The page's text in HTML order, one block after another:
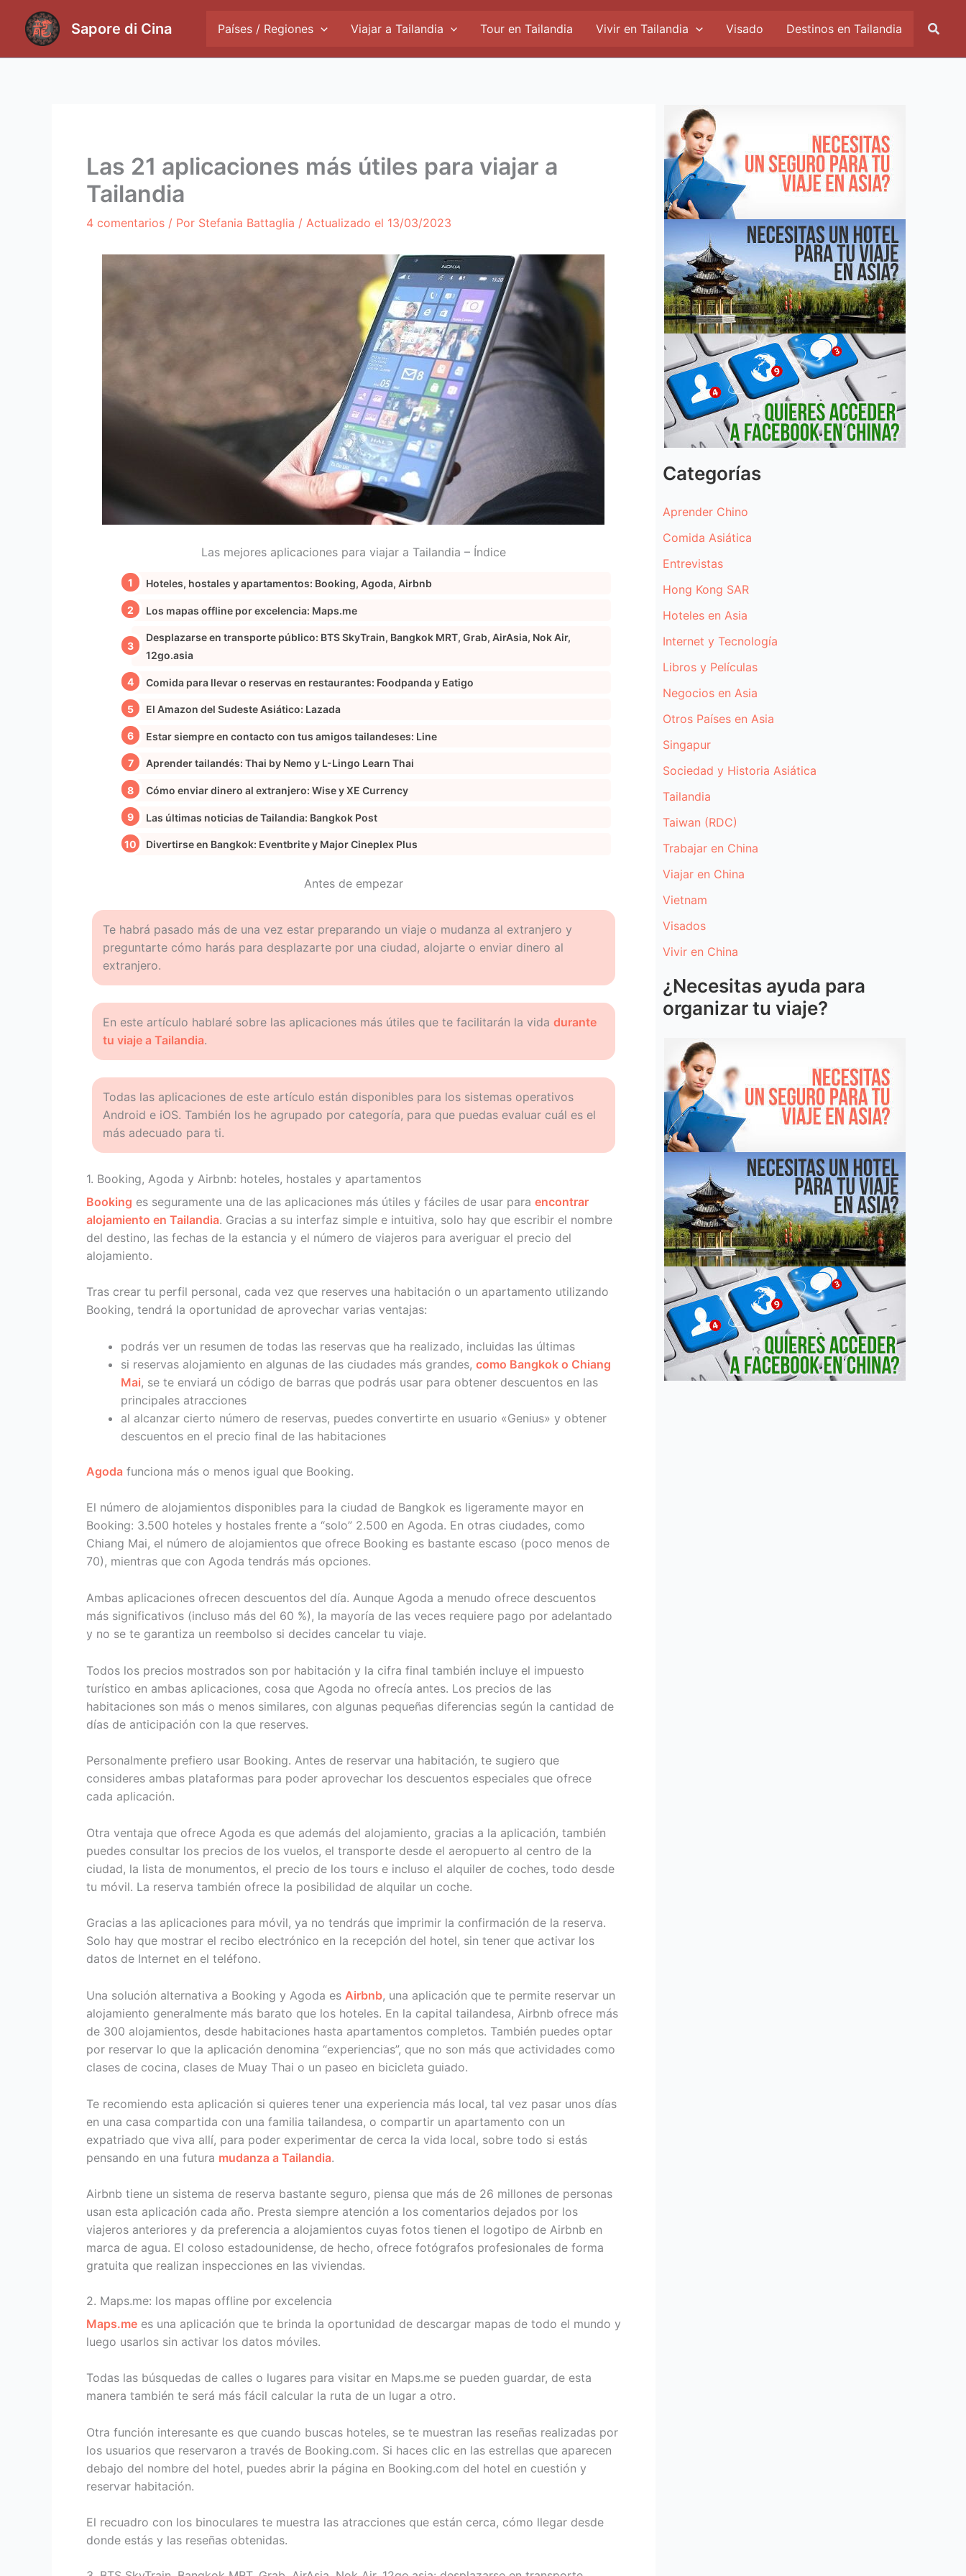
contenido
Sapore di Cina Países / Regiones Viajar a Tailandia Tour en Tailandia Vivir en Tailandia Visado Destinos en Tailandia
Las 21 aplicaciones más útiles para viajar a
Tailandia
4 comentarios / Por Stefania Battaglia / Actualizado el 13/03/2023
Las mejores aplicaciones para viajar a Tailandia – Índice
Hoteles, hostales y apartamentos: Booking, Agoda, Airbnb
Los mapas offline por excelencia: Maps.me
Desplazarse en transporte público: BTS SkyTrain, Bangkok MRT, Grab, AirAsia, Nok Air,
12go.asia
Comida para llevar o reservas en restaurantes: Foodpanda y Eatigo
El Amazon del Sudeste Asiático: Lazada
Estar siempre en contacto con tus amigos tailandeses: Line
Aprender tailandés: Thai by Nemo y L-Lingo Learn Thai
Cómo enviar dinero al extranjero: Wise y XE Currency
Las últimas noticias de Tailandia: Bangkok Post
Divertirse en Bangkok: Eventbrite y Major Cineplex Plus
Antes de empezar
Te habrá pasado más de una vez estar preparando un viaje o mudanza al extranjero y
preguntarte cómo harás para desplazarte por una ciudad, alojarte o enviar dinero al
extranjero.
En este artículo hablaré sobre las aplicaciones más útiles que te facilitarán la vida durante
tu viaje a Tailandia.
Todas las aplicaciones de este artículo están disponibles para los sistemas operativos
Android e iOS. También los he agrupado por categoría, para que puedas evaluar cuál es el
más adecuado para ti.
1. Booking, Agoda y Airbnb: hoteles, hostales y apartamentos
Booking es seguramente una de las aplicaciones más útiles y fáciles de usar para encontrar
alojamiento en Tailandia. Gracias a su interfaz simple e intuitiva, solo hay que escribir el nombre
del destino, las fechas de la estancia y el número de viajeros para averiguar el precio del
alojamiento.
Tras crear tu perfil personal, cada vez que reserves una habitación o un apartamento utilizando
Booking, tendrá la oportunidad de aprovechar varias ventajas:
podrás ver un resumen de todas las reservas que ha realizado, incluidas las últimas
si reservas alojamiento en algunas de las ciudades más grandes, como Bangkok o Chiang
Mai, se te enviará un código de barras que podrás usar para obtener descuentos en las
principales atracciones
al alcanzar cierto número de reservas, puedes convertirte en usuario «Genius» y obtener
descuentos en el precio final de las habitaciones
Agoda funciona más o menos igual que Booking.
El número de alojamientos disponibles para la ciudad de Bangkok es ligeramente mayor en
Booking: 3.500 hoteles y hostales frente a “solo” 2.500 en Agoda. En otras ciudades, como
Chiang Mai, el número de alojamientos que ofrece Booking es bastante escaso (poco menos de
70), mientras que con Agoda tendrás más opciones.
Ambas aplicaciones ofrecen descuentos del día. Aunque Agoda a menudo ofrece descuentos
más significativos (incluso más del 60 %), la mayoría de las veces requiere pago por adelantado
y no se te garantiza un reembolso si decides cancelar tu viaje.
Todos los precios mostrados son por habitación y la cifra final también incluye el impuesto
turístico en ambas aplicaciones, cosa que Agoda no ofrecía antes. Los precios de las
habitaciones son más o menos similares, con algunas pequeñas diferencias según la cantidad de
días de anticipación con la que reserves.
Personalmente prefiero usar Booking. Antes de reservar una habitación, te sugiero que
consideres ambas plataformas para poder aprovechar los descuentos especiales que ofrece
cada aplicación.
Otra ventaja que ofrece Agoda es que además del alojamiento, gracias a la aplicación, también
puedes consultar los precios de los vuelos, el transporte desde el aeropuerto al centro de la
ciudad, la lista de monumentos, el precio de los tours e incluso el alquiler de coches, todo desde
tu móvil. La reserva también ofrece la posibilidad de alquilar un coche.
Gracias a las aplicaciones para móvil, ya no tendrás que imprimir la confirmación de la reserva.
Solo hay que mostrar el recibo electrónico en la recepción del hotel, sin tener que activar los
datos de Internet en el teléfono.
Una solución alternativa a Booking y Agoda es Airbnb, una aplicación que te permite reservar un
alojamiento generalmente más barato que los hoteles. En la capital tailandesa, Airbnb ofrece más
de 300 alojamientos, desde habitaciones hasta apartamentos completos. También puedes optar
por reservar lo que la aplicación denomina “experiencias”, que no son más que actividades como
clases de cocina, clases de Muay Thai o un paseo en bicicleta guiado.
Te recomiendo esta aplicación si quieres tener una experiencia más local, tal vez pasar unos días
en una casa compartida con una familia tailandesa, o compartir un apartamento con un
expatriado que viva allí, para poder experimentar de cerca la vida local, sobre todo si estás
pensando en una futura mudanza a Tailandia.
Airbnb tiene un sistema de reserva bastante seguro, piensa que más de 26 millones de personas
usan esta aplicación cada año. Presta siempre atención a los comentarios dejados por los
viajeros anteriores y da preferencia a alojamientos cuyas fotos tienen el logotipo de Airbnb en
marca de agua. El coloso estadounidense, de hecho, ofrece fotógrafos profesionales de forma
gratuita que realizan inspecciones en las viviendas.
2. Maps.me: los mapas offline por excelencia
Maps.me es una aplicación que te brinda la oportunidad de descargar mapas de todo el mundo y
luego usarlos sin activar los datos móviles.
Todas las búsquedas de calles o lugares para visitar en Maps.me se pueden guardar, de esta
manera también te será más fácil calcular la ruta de un lugar a otro.
Otra función interesante es que cuando buscas hoteles, se te muestran las reseñas realizadas por
los usuarios que reservaron a través de Booking.com. Si haces clic en las estrellas que aparecen
debajo del nombre del hotel, puedes abrir la página en Booking.com del hotel en cuestión y
reservar habitación.
El recuadro con los binoculares te muestra las atracciones que están cerca, cómo llegar desde
donde estás y las reseñas obtenidas.
Categorías
Aprender Chino
Comida Asiática
Entrevistas
Hong Kong SAR
Hoteles en Asia
Internet y Tecnología
Libros y Películas
Negocios en Asia
Otros Países en Asia
Singapur
Sociedad y Historia Asiática
Tailandia
Taiwan (RDC)
Trabajar en China
Viajar en China
Vietnam
Visados
Vivir en China
¿Necesitas ayuda para
organizar tu viaje?